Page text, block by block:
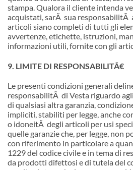
stampa. Qualora il cliente intenda
acquistati, sarÃ sua responsabilitÃ
articoli siano completi di tutti gli
avvertenze, etichette, istruzioni,
informazioni utili, fornite con gli
9. LIMITE DI RESPONSABILITÃ€
Le presenti condizioni generali
responsabilitÃ di Vesta riguardo
di qualsiasi altra garanzia,
impliciti, stabiliti per legge, anche
o idoneitÃ degli articoli per usi
quelle garanzie che, per legge, non
con riferimento in particolare a
1229 del codice civile e in tema di
da prodotti difettosi e di tutela del